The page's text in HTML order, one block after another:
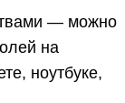
— можно
на
ноутбуке,